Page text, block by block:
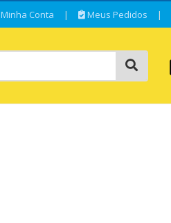
Minha Conta | Meus Pedidos |